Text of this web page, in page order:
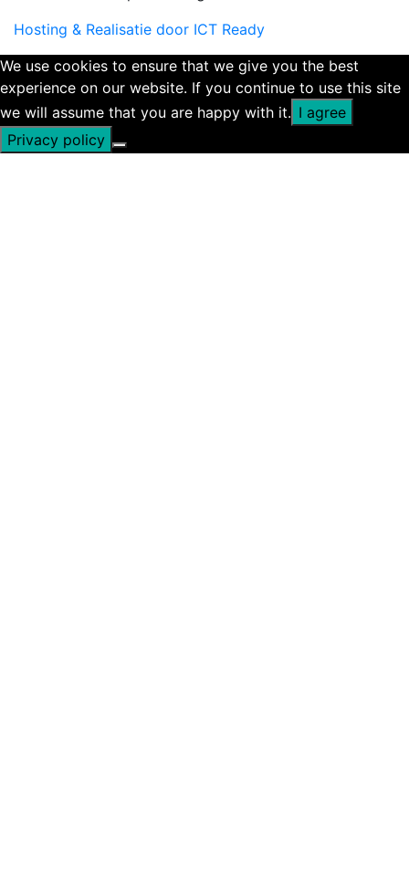
Hosting & Realisatie door ICT Ready
We use cookies to ensure that we give you the best
experience on our website. If you continue to use this site
we will assume that you are happy with it. I agree
Privacy policy